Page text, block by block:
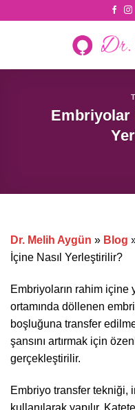
Embriyolar
Dr. Melih Aygün » Blog
İçine Nasıl Yerleştirilir?
Embriyoların rahim
ortamında döllenen
boşluğuna transfer
şansını artırmak için
gerçekleştirilir.
Embriyo transfer tekniği,
kullanılarak yapılır.